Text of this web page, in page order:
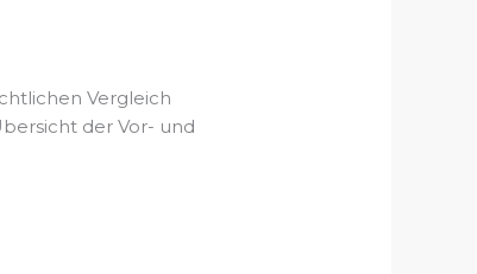
Vergleich
der Vor- und